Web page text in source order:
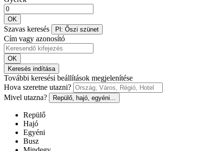
OK
Szavas keresés Pl: Őszi szünet
Cím vagy azonosító
OK
Keresés indítása
További keresési beállítások megjelenítése
Hova szeretne utazni?
Mivel utazna?
Repülő, hajó, egyéni...
Repülő
Hajó
Egyéni
Busz